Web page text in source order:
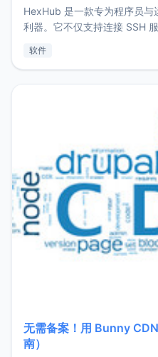
HexHub 是一款专为程序员
利器。它不仅支持连接 SSH
件间频繁切换，仅凭 HexHub
软件
无需备案！用 Bunny
南）